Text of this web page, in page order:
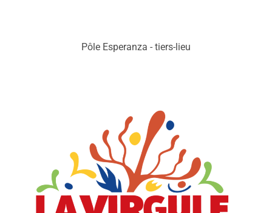
Pôle Esperanza - tiers-lieu